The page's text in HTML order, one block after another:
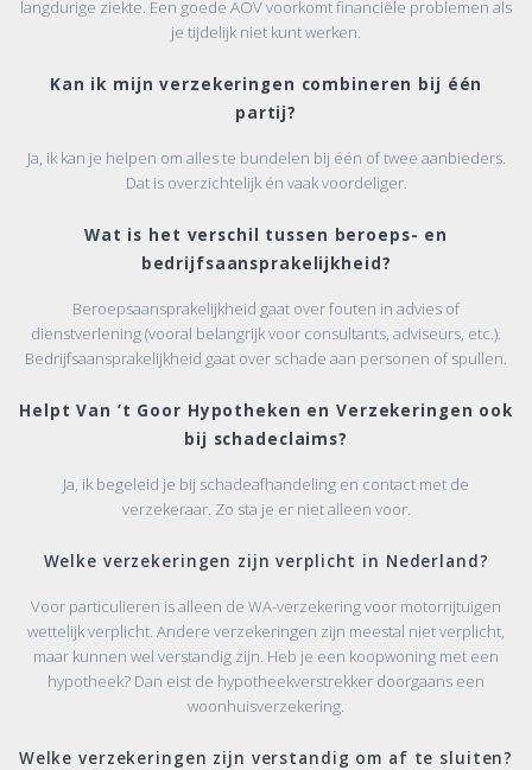
langdurige ziekte. Een goede AOV voorkomt financiële problemen als
je tijdelijk niet kunt werken.
Kan ik mijn verzekeringen combineren bij één
partij?
Ja, ik kan je helpen om alles te bundelen bij één of twee aanbieders.
Dat is overzichtelijk én vaak voordeliger.
Wat is het verschil tussen beroeps- en
bedrijfsaansprakelijkheid?
Beroepsaansprakelijkheid gaat over fouten in advies of
dienstverlening (vooral belangrijk voor consultants, adviseurs, etc.).
Bedrijfsaansprakelijkheid gaat over schade aan personen of spullen.
Helpt Van ’t Goor Hypotheken en Verzekeringen ook
bij schadeclaims?
Ja, ik begeleid je bij schadeafhandeling en contact met de
verzekeraar. Zo sta je er niet alleen voor.
Welke verzekeringen zijn verplicht in Nederland?
Voor particulieren is alleen de WA-verzekering voor motorrijtuigen
wettelijk verplicht. Andere verzekeringen zijn meestal niet verplicht,
maar kunnen wel verstandig zijn. Heb je een koopwoning met een
hypotheek? Dan eist de hypotheekverstrekker doorgaans een
woonhuisverzekering.
Welke verzekeringen zijn verstandig om af te sluiten?